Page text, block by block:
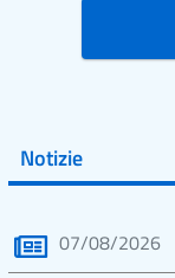
Notizie
07/08/2026